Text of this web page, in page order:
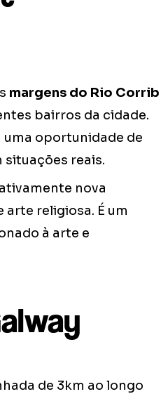
margens do Rio Corrib
bairros da cidade.
uma oportunidade de
situações reais.
nova
religiosa. É um
à arte e
de 3km ao longo